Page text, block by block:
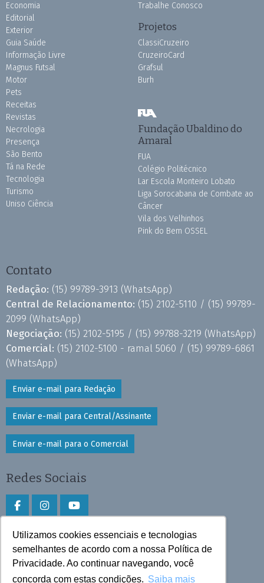
Utilizamos cookies essenciais e tecnologias
semelhantes de acordo com a nossa Política de
Privacidade. Ao continuar navegando, você
concorda com estas condições. Saiba mais
Economia
Editorial
Exterior
Guia Saúde
Informação Livre
Magnus Futsal
Motor
Pets
Receitas
Revistas
Necrologia
Presença
São Bento
Tá na Rede
Tecnologia
Turismo
Uniso Ciência
Trabalhe Conosco
Projetos
ClassiCruzeiro
CruzeiroCard
Grafsul
Burh
Fundação Ubaldino do
Amaral
FUA
Colégio Politécnico
Lar Escola Monteiro Lobato
Liga Sorocabana de Combate ao
Câncer
Vila dos Velhinhos
Pink do Bem OSSEL
Contato
Redação: (15) 99789-3913 (WhatsApp)
Central de Relacionamento: (15) 2102-5110 / (15) 99789-
2099 (WhatsApp)
Negociação: (15) 2102-5195 / (15) 99788-3219 (WhatsApp)
Comercial: (15) 2102-5100 - ramal 5060 / (15) 99789-6861
(WhatsApp)
Enviar e-mail para Redação
Enviar e-mail para Central/Assinante
Enviar e-mail para o Comercial
Redes Sociais
Faça download do aplicativo
Play Store e App Store